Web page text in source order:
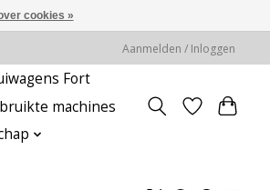
Aanmelden / Inloggen
Fort
machines
cookies »